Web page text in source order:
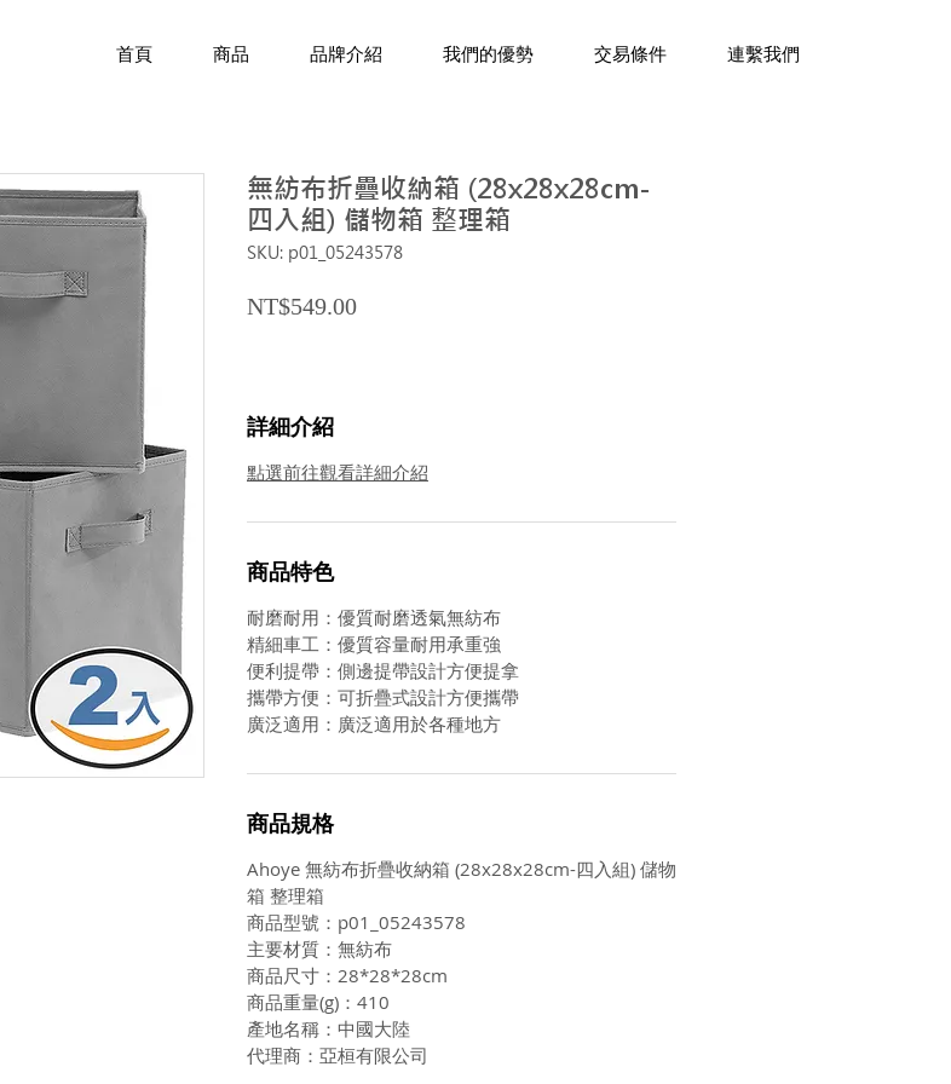
首頁 商品 品牌介紹 我們的優勢 交易條件 連繫我們
無紡布折疊收納箱 (28x28x28cm-
四入組) 儲物箱 整理箱
SKU: p01_05243578
NT$549.00Price
詳細介紹
點選前往觀看詳細介紹
商品特色
耐磨耐用：優質耐磨透氣無紡布
精細車工：優質容量耐用承重強
便利提帶：側邊提帶設計方便提拿
攜帶方便：可折疊式設計方便攜帶
廣泛適用：廣泛適用於各種地方
商品規格
Ahoye 無紡布折疊收納箱 (28x28x28cm-四入組) 儲物
箱 整理箱
商品型號：p01_05243578
主要材質：無紡布
商品尺寸：28*28*28cm
商品重量(g)：410
產地名稱：中國大陸
代理商：亞桓有限公司